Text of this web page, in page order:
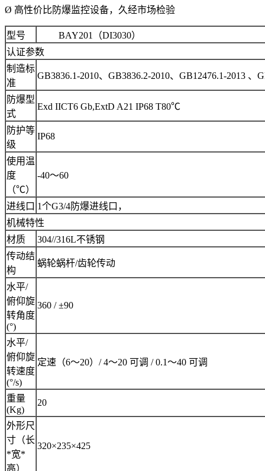
Ø 高性价比防爆监控设备，久经市场检验
型号
BAY201（DI3030）
认证参数
制造标
准
GB3836.1-2010、GB3836.2-2010、GB12476.1-2013 、
防爆型
式
Exd IICT6 Gb,ExtD A21 IP68 T80℃
防护等
级
IP68
使用温
度
（℃）
-40～60
进线口 1个G3/4防爆进线口，
机械特性
材质
304//316L不锈钢
传动结
构
蜗轮蜗杆/齿轮传动
水平/
俯仰旋
转角度
(°)
360 / ±90
水平/
俯仰旋
转速度
(°/s)
定速（6～20）/ 4～20 可调 / 0.1～40 可调
重量
(Kg)
20
外形尺
寸（长
*宽*
高）
320×235×425